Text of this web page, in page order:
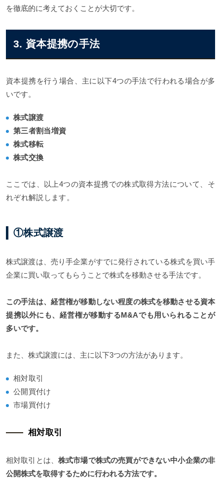
を徹底的に考えておくことが大切です。
3. 資本提携の手法
資本提携を行う場合、主に以下4つの手法で行われる場合が多
いです。
株式譲渡
第三者割当増資
株式移転
株式交換
ここでは、以上4つの資本提携での株式取得方法について、そ
れぞれ解説します。
①株式譲渡
株式譲渡は、売り手企業がすでに発行されている株式を買い手
企業に買い取ってもらうことで株式を移動させる手法です。
この手法は、経営権が移動しない程度の株式を移動させる資本
提携以外にも、経営権が移動するM&Aでも用いられることが
多いです。
また、株式譲渡には、主に以下3つの方法があります。
相対取引
公開買付け
市場買付け
相対取引
相対取引とは、株式市場で株式の売買ができない中小企業の非
公開株式を取得するために行われる方法です。